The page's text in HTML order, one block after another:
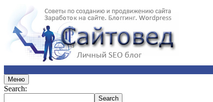
Меню
Search: